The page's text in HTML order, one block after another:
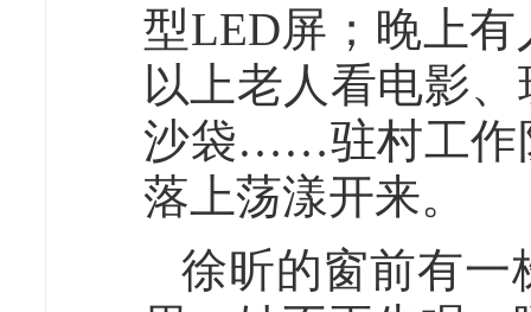
型LED屏；晚上有
以上老人看电影
沙袋……驻村工作
落上荡漾开来。
徐昕的窗前有一